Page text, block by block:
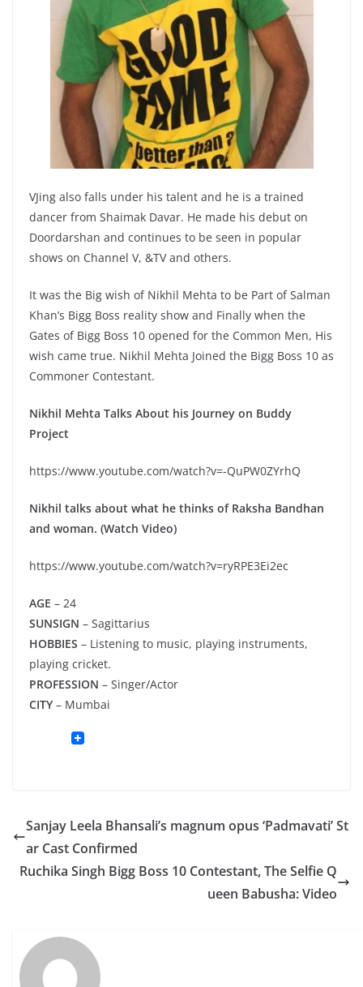
VJing also falls under his talent and he is a trained
dancer from Shaimak Davar. He made his debut on
Doordarshan and continues to be seen in popular
shows on Channel V, &TV and others.
It was the Big wish of Nikhil Mehta to be Part of Salman
Khan’s Bigg Boss reality show and Finally when the
Gates of Bigg Boss 10 opened for the Common Men, His
wish came true. Nikhil Mehta Joined the Bigg Boss 10 as
Commoner Contestant.
Nikhil Mehta Talks About his Journey on Buddy
Project
https://www.youtube.com/watch?v=-QuPW0ZYrhQ
Nikhil talks about what he thinks of Raksha Bandhan
and woman. (Watch Video)
https://www.youtube.com/watch?v=ryRPE3Ei2ec
AGE – 24
SUNSIGN – Sagittarius
HOBBIES – Listening to music, playing instruments,
playing cricket.
PROFESSION – Singer/Actor
CITY – Mumbai
Sanjay Leela Bhansali’s magnum opus ‘Padmavati’ St
ar Cast Confirmed
Ruchika Singh Bigg Boss 10 Contestant, The Selfie Q
ueen Babusha: Video